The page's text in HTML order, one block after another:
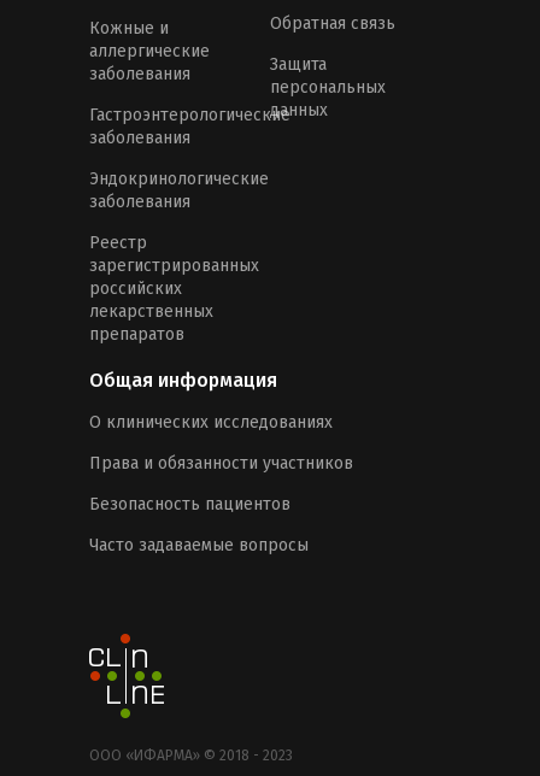
Кожные и
аллергические
заболевания
Гастроэнтерологические
заболевания
Эндокринологические
заболевания
Реестр
зарегистрированных
российских
лекарственных
препаратов
Обратная связь
Защита
персональных
данных
Общая информация
О клинических исследованиях
Права и обязанности участников
Безопасность пациентов
Часто задаваемые вопросы
ООО «ИФАРМА» © 2018 - 2023